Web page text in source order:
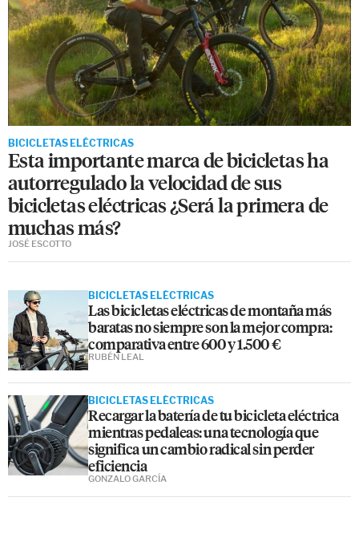
BICICLETAS ELÉCTRICAS
Esta importante marca de bicicletas ha
autorregulado la velocidad de sus
bicicletas eléctricas ¿Será la primera de
muchas más?
JOSÉ ESCOTTO
BICICLETAS ELÉCTRICAS
Las bicicletas eléctricas de montaña más
baratas no siempre son la mejor compra:
comparativa entre 600 y 1.500 €
RUBÉN LEAL
BICICLETAS ELÉCTRICAS
Recargar la batería de tu bicicleta eléctrica
mientras pedaleas: una tecnología que
significa un cambio radical sin perder
eficiencia
GONZALO GARCÍA